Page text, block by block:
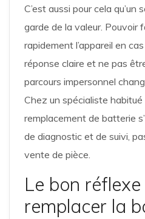
C’est aussi pour cela qu’un
garde de la valeur. Pouvoir
rapidement l’appareil en
réponse claire et ne pas
parcours impersonnel
Chez un spécialiste
remplacement de batterie
de diagnostic et de suivi,
vente de pièce.
Le bon
remplacer la